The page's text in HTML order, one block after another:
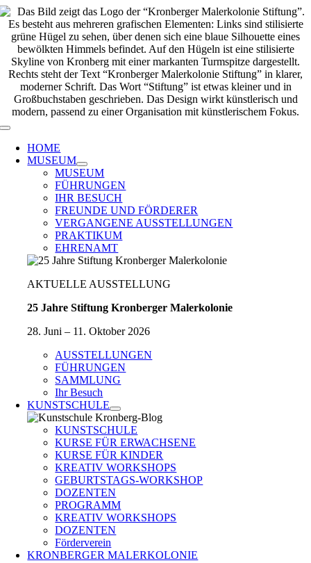
Zum
Inhalt
springen
Toggle
Navigation
HOME
MUSEUM
MUSEUM
FÜHRUNGEN
IHR BESUCH
FREUNDE UND FÖRDERER
VERGANGENE AUSSTELLUNGEN
PRAKTIKUM
EHRENAMT
AKTUELLE AUSSTELLUNG
25 Jahre Stiftung Kronberger Malerkolonie
28. Juni – 11. Oktober 2026
AUSSTELLUNGEN
FÜHRUNGEN
SAMMLUNG
Ihr Besuch
KUNSTSCHULE
KUNSTSCHULE
KURSE FÜR ERWACHSENE
KURSE FÜR KINDER
KREATIV WORKSHOPS
GEBURTSTAGS-WORKSHOP
DOZENTEN
PROGRAMM
KREATIV WORKSHOPS
DOZENTEN
Förderverein
KRONBERGER MALERKOLONIE